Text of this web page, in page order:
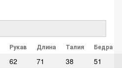
Рукав Длина Талия Бедра
62 71 38
51